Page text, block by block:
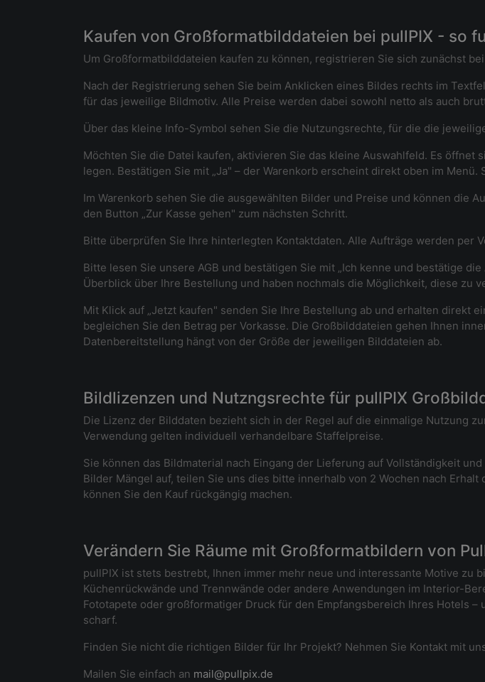
Kaufen von Großformatbilddateien bei pullPIX - so
Um Großformatbilddateien kaufen zu können, registrieren Sie sich zunächst
Nach der Registrierung sehen Sie beim Anklicken eines Bildes rechts im
für das jeweilige Bildmotiv. Alle Preise werden dabei sowohl netto als auch
Über das kleine Info-Symbol sehen Sie die Nutzungsrechte, für die die
Möchten Sie die Datei kaufen, aktivieren Sie das kleine Auswahlfeld. Es
legen. Bestätigen Sie mit „Ja" – der Warenkorb erscheint direkt oben im
Im Warenkorb sehen Sie die ausgewählten Bilder und Preise und können die
den Button „Zur Kasse gehen" zum nächsten Schritt.
Bitte überprüfen Sie Ihre hinterlegten Kontaktdaten. Alle Aufträge werden per
Bitte lesen Sie unsere AGB und bestätigen Sie mit „Ich kenne und bestätige
Überblick über Ihre Bestellung und haben nochmals die Möglichkeit, diese zu
Mit Klick auf „Jetzt kaufen" senden Sie Ihre Bestellung ab und erhalten direkt
begleichen Sie den Betrag per Vorkasse. Die Großbilddateien gehen Ihnen
Datenbereitstellung hängt von der Größe der jeweiligen Bilddateien ab.
Bildlizenzen und Nutzngsrechte für pullPIX
Die Lizenz der Bilddaten bezieht sich in der Regel auf die einmalige Nutzung
Verwendung gelten individuell verhandelbare Staffelpreise.
Sie können das Bildmaterial nach Eingang der Lieferung auf Vollständigkeit
Bilder Mängel auf, teilen Sie uns dies bitte innerhalb von 2 Wochen nach
können Sie den Kauf rückgängig machen.
Verändern Sie Räume mit Großformatbildern von
pullPIX ist stets bestrebt, Ihnen immer mehr neue und interessante Motive zu
Küchenrückwände und Trennwände oder andere Anwendungen im Interior-
Fototapete oder großformatiger Druck für den Empfangsbereich Ihres Hotels
scharf.
Finden Sie nicht die richtigen Bilder für Ihr Projekt? Nehmen Sie Kontakt mit
Mailen Sie einfach an mail@pullpix.de